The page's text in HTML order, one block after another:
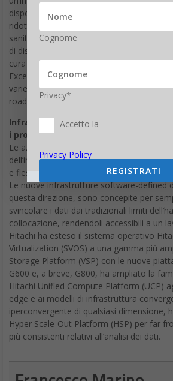
sanità un corredo di funzionalità
di distribuzione con cui migliorare il
cura ottimale dei pazienti. Hitachi Live
Excellence funziona invece da centro di
varie risorse (sia Hitachi sia di terze parti)
roadmap di analisi dei big data accurate.
Infrastruttura software defined per
i processi analitici
Le aziende vogliono sfruttare le nuove
dell’innovazione tecnologica per
e flessibilità e trarre un vantaggio in
Le nuove infrastrutture software-defined
questa direzione, sono concepite per
svincolare i dati dai tradizionali limiti
collocazione, rendendoli accessibili a un
Hitachi ha esteso il sistema operativo
Virtualization (SVOS) a una gamma più
Storage Platform (VSP) con le nuove
G600 e, a breve, G800, ha ampliato la
Hitachi Unified Compute Platform (UCP)
edge e ai modelli di infrastruttura
iperconvergente di qualsiasi dimensione,
Hyper Scale-Out Platform (HSP) per far
più consistenti relativi all’analisi dei dati.
Accetto la
Privacy Policy